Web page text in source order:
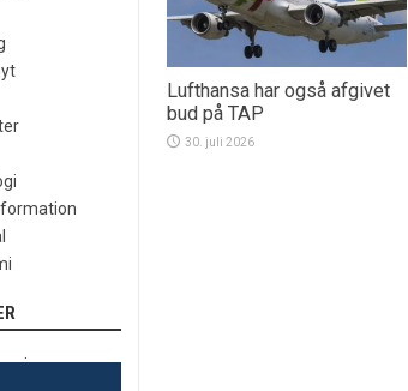
Lufthansa har også afgivet
bud på TAP
30. juli 2026